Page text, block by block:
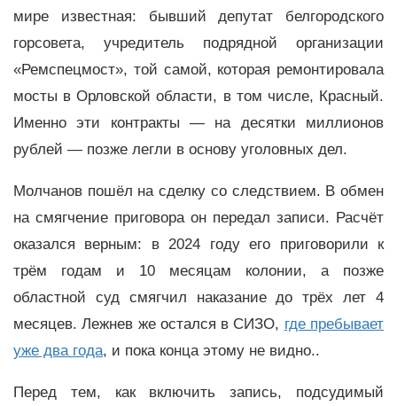
мире известная: бывший депутат белгородского
горсовета, учредитель подрядной организации
«Ремспецмост», той самой, которая ремонтировала
мосты в Орловской области, в том числе, Красный.
Именно эти контракты — на десятки миллионов
рублей — позже легли в основу уголовных дел.
Молчанов пошёл на сделку со следствием. В обмен
на смягчение приговора он передал записи. Расчёт
оказался верным: в 2024 году его приговорили к
трём годам и 10 месяцам колонии, а позже
областной суд смягчил наказание до трёх лет 4
месяцев. Лежнев же остался в СИЗО, где пребывает
уже два года, и пока конца этому не видно..
Перед тем, как включить запись, подсудимый